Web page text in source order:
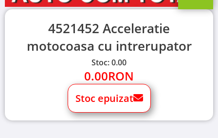
4521452 Acceleratie
motocoasa cu intrerupator
Stoc: 0.00
0.00RON
Stoc epuizat